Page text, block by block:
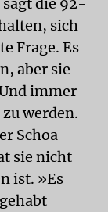
sich
Frage. Es
aber sie
immer
werden.
Schoa
sie nicht
ist. »Es